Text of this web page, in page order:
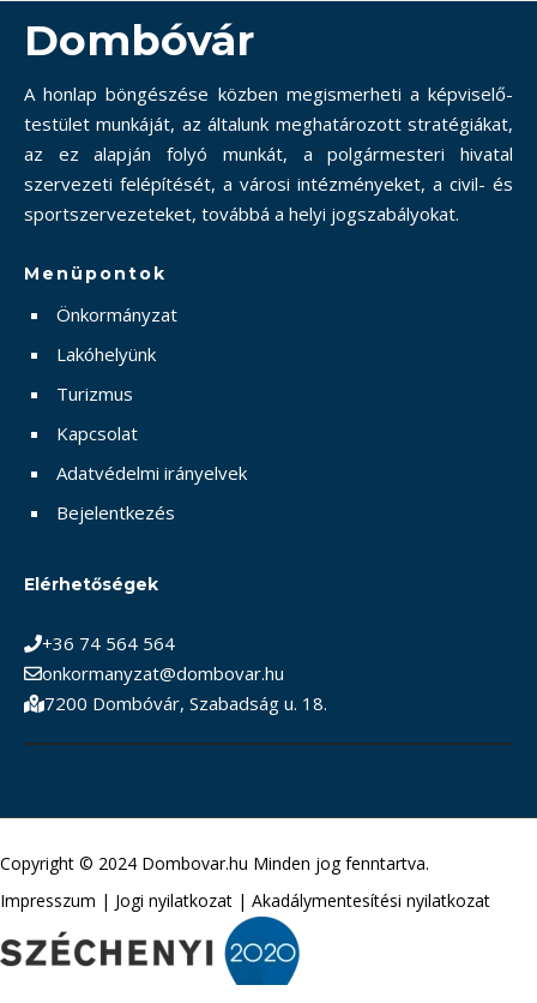
Dombóvár
A honlap böngészése közben megismerheti a képviselő-
testület munkáját, az általunk meghatározott stratégiákat,
az ez alapján folyó munkát, a polgármesteri hivatal
szervezeti felépítését, a városi intézményeket, a civil- és
sportszervezeteket, továbbá a helyi jogszabályokat.
Menüpontok
Önkormányzat
Lakóhelyünk
Turizmus
Kapcsolat
Adatvédelmi irányelvek
Bejelentkezés
Elérhetőségek
+36 74 564 564
onkormanyzat@dombovar.hu
7200 Dombóvár, Szabadság u. 18.
Copyright © 2024 Dombovar.hu Minden jog fenntartva.
Impresszum | Jogi nyilatkozat | Akadálymentesítési nyilatkozat